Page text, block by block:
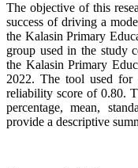
The objective of this
success of driving a
the Kalasin Primary
group used in the study
the Kalasin Primary
2022. The tool used for
reliability score of 0.80.
percentage, mean,
provide a descriptive